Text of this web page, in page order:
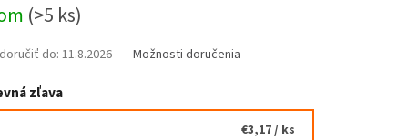
(>5 ks)
do: 11.8.2026 Možnosti doručenia
zľava
€3,17/ ks